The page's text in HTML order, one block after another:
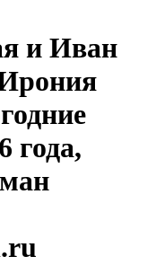
и Иван
года,